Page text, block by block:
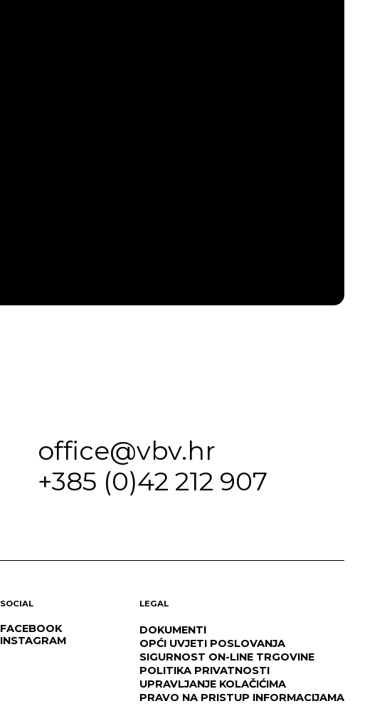
office@vbv.hr
+385 (0)42 212 907
SOCIAL
FACEBOOK
INSTAGRAM
LEGAL
DOKUMENTI
OPĆI UVJETI POSLOVANJA
SIGURNOST ON-LINE TRGOVINE
POLITIKA PRIVATNOSTI
UPRAVLJANJE KOLAČIĆIMA
PRAVO NA PRISTUP INFORMACIJAMA